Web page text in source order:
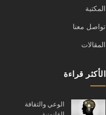
المكتبة
تواصل معنا
المقالات
الأكثر قراءة
الوعي والثقافة